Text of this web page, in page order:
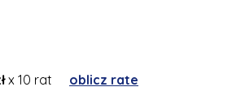
x 10 rat oblicz rate